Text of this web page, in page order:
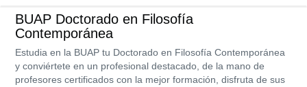
BUAP Doctorado en Filosofía
Contemporánea
Estudia en la BUAP tu Doctorado en Filosofía Contemporánea
y conviértete en un profesional destacado, de la mano de
profesores certificados con la mejor formación, disfruta de sus